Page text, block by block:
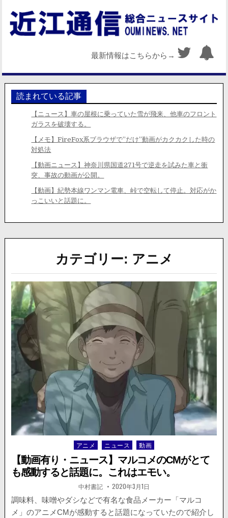
最新情報はこちらから→
読まれている記事
【ニュース】車の屋根に乗っていた雪が飛来、他車のフロント
ガラスを破壊する。
【メモ】FireFox系ブラウザで”だけ”動画がカクカクした時の
対処法
【動画ニュース】神奈川県国道271号で逆走を試みた車と衝
突、事故の動画が公開。
【動画】紀勢本線ワンマン電車、峠で空転して停止。対応がか
っこいいと話題に。
カテゴリー: アニメ
Posted
in
アニメ ニュース 動画
【動画有り・ニュース】マルコメのCMがとて
も感動すると話題に。これはエモい。
著
者:
中村書記 掲
載
日：
2020年3月1日
調味料、味噌やダシなどで有名な食品メーカー「マルコ
メ」のアニメCMが感動すると話題になっていたので紹介し